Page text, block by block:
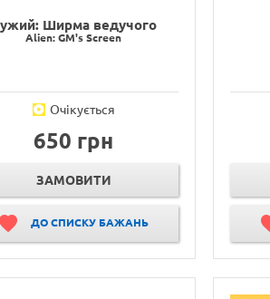
Ширма ведучого
Alien: GM's Screen
Очікується
650 грн
ЗАМОВИТИ
ДО СПИСКУ БАЖАНЬ